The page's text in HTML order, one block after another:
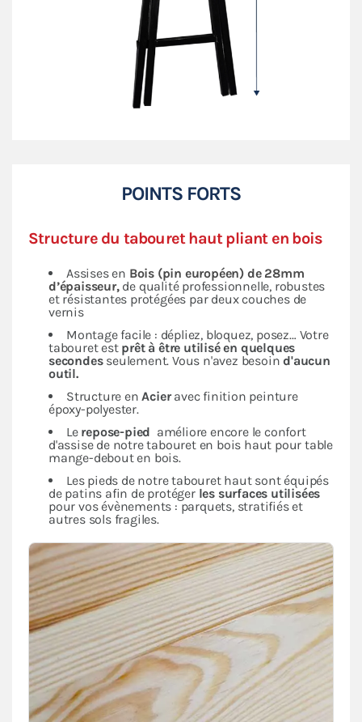
POINTS FORTS
Structure du tabouret haut pliant en bois
Assises en Bois (pin européen) de 28mm
d’épaisseur, de qualité professionnelle, robustes
et résistantes protégées par deux couches de
vernis
Montage facile : dépliez, bloquez, posez… Votre
tabouret est prêt à être utilisé en quelques
secondesseulement. Vous n'avez besoind'aucun
outil.
Structure enAcieravec finition peinture
époxy-polyester.
Le repose-pied améliore encore le confort
d'assise de notre tabouret en bois haut pour table
mange-debout en bois.
Les pieds de notre tabouret haut sont équipés
de patins afin de protéger les surfaces utilisées
pour vos évènements : parquets, stratifiés et
autres sols fragiles.